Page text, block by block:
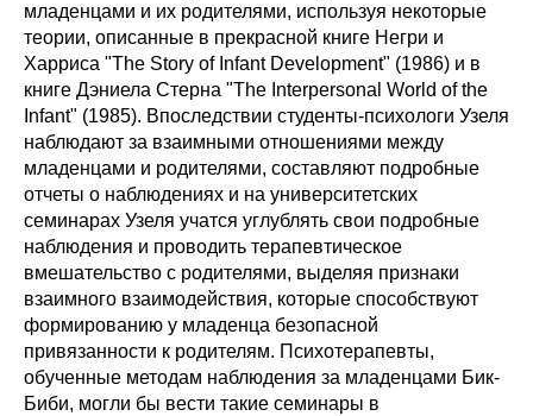
младенцами и их родителями, используя некоторые
теории, описанные в прекрасной книге Негри и
Харриса "The Story of Infant Development" (1986) и в
книге Дэниела Стерна "The Interpersonal World of the
Infant" (1985). Впоследствии студенты-психологи Узеля
наблюдают за взаимными отношениями между
младенцами и родителями, составляют подробные
отчеты о наблюдениях и на университетских
семинарах Узеля учатся углублять свои подробные
наблюдения и проводить терапевтическое
вмешательство с родителями, выделяя признаки
взаимного взаимодействия, которые способствуют
формированию у младенца безопасной
привязанности к родителям. Психотерапевты,
обученные методам наблюдения за младенцами Бик-
Биби, могли бы вести такие семинары в